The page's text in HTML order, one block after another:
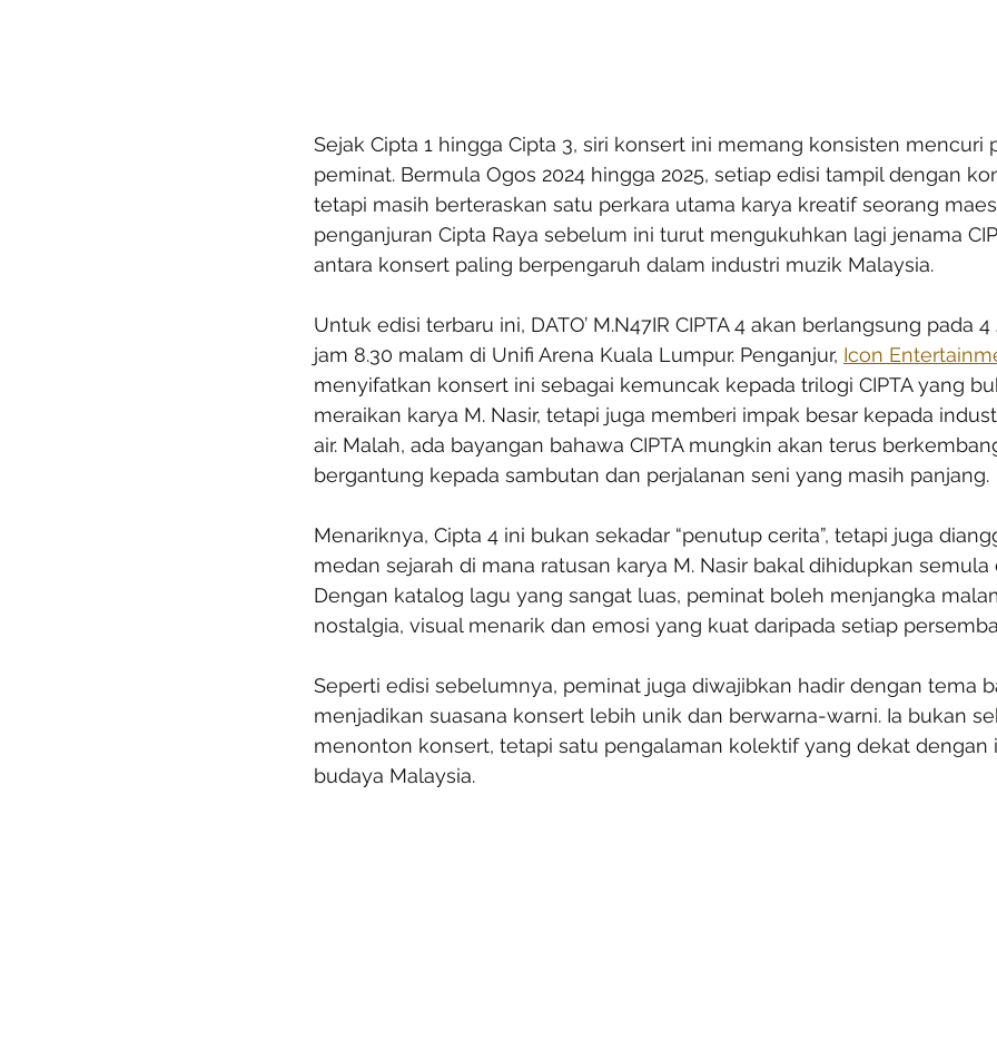
Sejak Cipta 1 hingga Cipta 3, siri konsert ini memang konsisten mencuri
peminat. Bermula Ogos 2024 hingga 2025, setiap edisi tampil dengan
tetapi masih berteraskan satu perkara utama karya kreatif seorang
penganjuran Cipta Raya sebelum ini turut mengukuhkan lagi jenama
antara konsert paling berpengaruh dalam industri muzik Malaysia.
Untuk edisi terbaru ini, DATO’ M.N47IR CIPTA 4 akan berlangsung pada 4
jam 8.30 malam di Unifi Arena Kuala Lumpur. Penganjur, Icon
menyifatkan konsert ini sebagai kemuncak kepada trilogi CIPTA yang
meraikan karya M. Nasir, tetapi juga memberi impak besar kepada
air. Malah, ada bayangan bahawa CIPTA mungkin akan terus
bergantung kepada sambutan dan perjalanan seni yang masih panjang.
Menariknya, Cipta 4 ini bukan sekadar “penutup cerita”, tetapi juga
medan sejarah di mana ratusan karya M. Nasir bakal dihidupkan semula
Dengan katalog lagu yang sangat luas, peminat boleh menjangka
nostalgia, visual menarik dan emosi yang kuat daripada setiap
Seperti edisi sebelumnya, peminat juga diwajibkan hadir dengan tema
menjadikan suasana konsert lebih unik dan berwarna-warni. Ia bukan
menonton konsert, tetapi satu pengalaman kolektif yang dekat dengan
budaya Malaysia.